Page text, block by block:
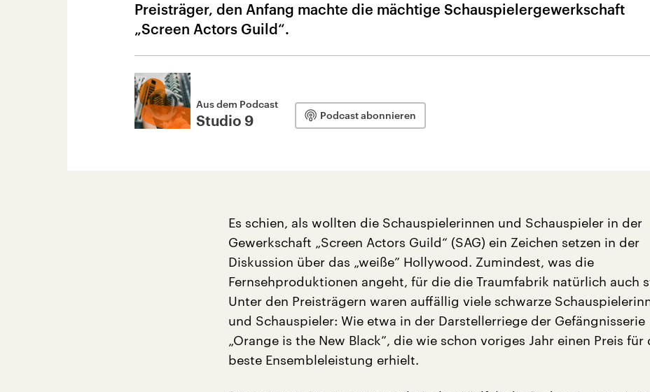
Preisträger, den Anfang machte die mächtige Schauspielergewerkschaft
„Screen Actors Guild“.
Aus dem Podcast
Studio 9 Podcast abonnieren
Es schien, als wollten die Schauspielerinnen und Schauspieler in der
Gewerkschaft „Screen Actors Guild“ (SAG) ein Zeichen setzen in der
Diskussion über das „weiße” Hollywood. Zumindest, was die
Fernsehproduktionen angeht, für die die Traumfabrik natürlich auch
Unter den Preisträgern waren auffällig viele schwarze
und Schauspieler: Wie etwa in der Darstellerriege der Gefängnisserie
„Orange is the New Black”, die wie schon voriges Jahr einen Preis für
beste Ensembleleistung erhielt.